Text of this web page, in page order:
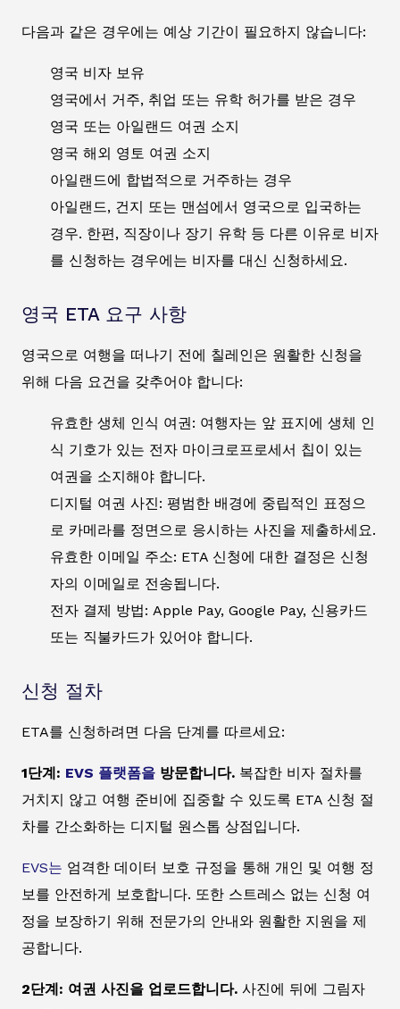
다음과 같은 경우에는 예상 기간이 필요하지 않습니다:
영국 비자 보유
영국에서 거주, 취업 또는 유학 허가를 받은 경우
영국 또는 아일랜드 여권 소지
영국 해외 영토 여권 소지
아일랜드에 합법적으로 거주하는 경우
아일랜드, 건지 또는 맨섬에서 영국으로 입국하는
경우. 한편, 직장이나 장기 유학 등 다른 이유로 비자
를 신청하는 경우에는 비자를 대신 신청하세요.
영국 ETA 요구 사항
영국으로 여행을 떠나기 전에 칠레인은 원활한 신청을
위해 다음 요건을 갖추어야 합니다:
유효한 생체 인식 여권: 여행자는 앞 표지에 생체 인
식 기호가 있는 전자 마이크로프로세서 칩이 있는
여권을 소지해야 합니다.
디지털 여권 사진: 평범한 배경에 중립적인 표정으
로 카메라를 정면으로 응시하는 사진을 제출하세요.
유효한 이메일 주소: ETA 신청에 대한 결정은 신청
자의 이메일로 전송됩니다.
전자 결제 방법: Apple Pay, Google Pay, 신용카드
또는 직불카드가 있어야 합니다.
신청 절차
ETA를 신청하려면 다음 단계를 따르세요:
1단계: EVS 플랫폼을 방문합니다. 복잡한 비자 절차를
거치지 않고 여행 준비에 집중할 수 있도록 ETA 신청 절
차를 간소화하는 디지털 원스톱 상점입니다.
EVS는 엄격한 데이터 보호 규정을 통해 개인 및 여행 정
보를 안전하게 보호합니다. 또한 스트레스 없는 신청 여
정을 보장하기 위해 전문가의 안내와 원활한 지원을 제
공합니다.
2단계: 여권 사진을 업로드합니다. 사진에 뒤에 그림자